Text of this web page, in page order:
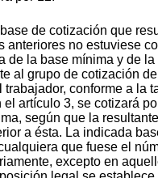
de cotización que
anteriores no estuviese
de la base mínima y de la
al grupo de cotización
trabajador, conforme a la
el artículo 3, se cotizará
según que la
a ésta. La indicada
que fuese el
excepto en